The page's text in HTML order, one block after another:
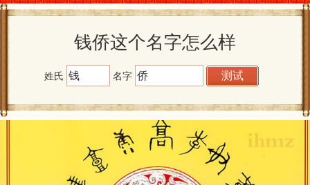
钱侨这个名字怎么样
姓氏 名字